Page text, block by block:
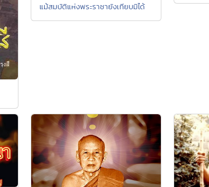
แม้สมบัติแห่งพระราชายังเทียบมิได้